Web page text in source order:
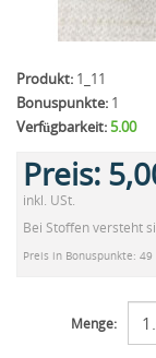
Produkt: 1_11
Bonuspunkte: 1
Verfügbarkeit:5.00
Preis:
inkl. USt.
Bei Stoffen versteht
Preis in Bonuspunkte: 49
Menge: